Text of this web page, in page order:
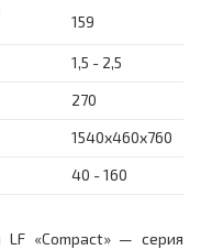
159
1,5 - 2,5
270
1540x460x760
40 - 160
LF «Compact» — серия